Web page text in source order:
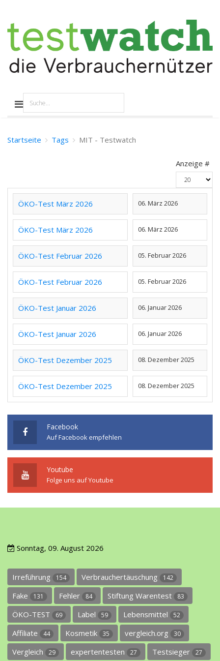
Startseite Tags MIT - Testwatch
Anzeige #
ÖKO-Test März 2026 06. März 2026
ÖKO-Test März 2026 06. März 2026
ÖKO-Test Februar 2026 05. Februar 2026
ÖKO-Test Februar 2026 05. Februar 2026
ÖKO-Test Januar 2026 06. Januar 2026
ÖKO-Test Januar 2026 06. Januar 2026
ÖKO-Test Dezember 2025 08. Dezember 2025
ÖKO-Test Dezember 2025 08. Dezember 2025
Facebook
Auf Facebook empfehlen
Youtube
Folge uns auf Youtube
Sonntag, 09. August 2026
Irreführung 154 Verbrauchertäuschung 142
Fake 131 Fehler 84 Stiftung Warentest 83
ÖKO-TEST 69 Label 59 Lebensmittel 52
Affiliate 44 Kosmetik 35 vergleich.org 30
Vergleich 29 expertentesten 27 Testsieger 27